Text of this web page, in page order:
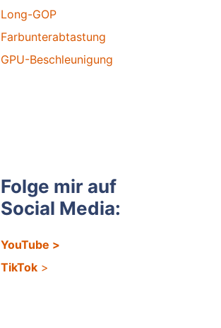
Long-GOP
Farbunterabtastung
GPU-Beschleunigung
Folge mir auf
Social Media:
YouTube >
TikTok >